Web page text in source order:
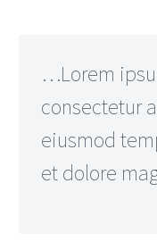
…Lorem
consectetur
eiusmod
et dolore